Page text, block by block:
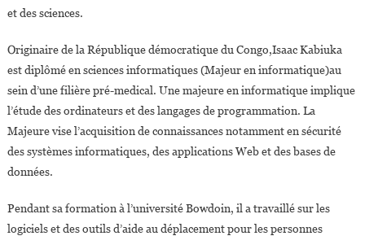
et des sciences.
Originaire de la République démocratique du Congo,Isaac Kabiuka
est diplômé en sciences informatiques (Majeur en informatique)au
sein d’une filière pré-medical. Une majeure en informatique implique
l’étude des ordinateurs et des langages de programmation. La
Majeure vise l’acquisition de connaissances notamment en sécurité
des systèmes informatiques, des applications Web et des bases de
données.
Pendant sa formation à l’université Bowdoin, il a travaillé sur les
logiciels et des outils d’aide au déplacement pour les personnes